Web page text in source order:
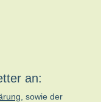
an:
, sowie der